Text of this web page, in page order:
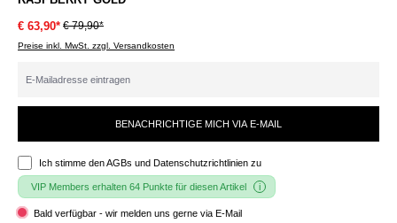
€ 63,90* € 79,90*
Preise inkl. MwSt. zzgl. Versandkosten
BENACHRICHTIGE MICH VIA E-MAIL
Ich stimme denAGBs und Datenschutzrichtlinien zu
VIP Members erhalten 64 Punkte für diesen Artikel
Bald verfügbar - wir melden uns gerne via E-Mail